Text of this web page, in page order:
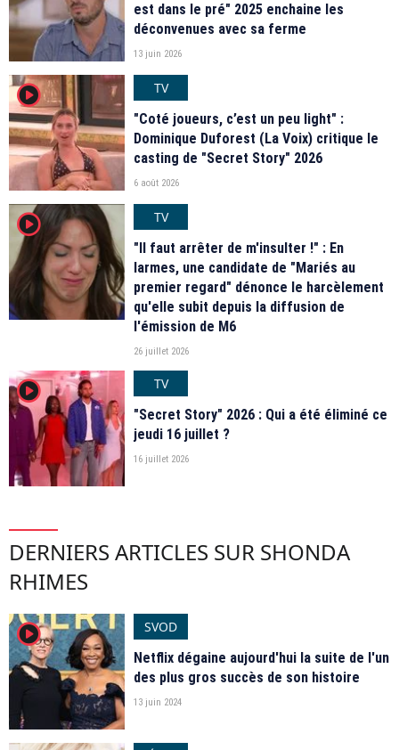
est dans le pré" 2025 enchaine les
déconvenues avec sa ferme
13 juin 2026
player2
TV
"Coté joueurs, c’est un peu light" :
Dominique Duforest (La Voix) critique le
casting de "Secret Story" 2026
6 août 2026
player2
TV
"Il faut arrêter de m'insulter !" : En
larmes, une candidate de "Mariés au
premier regard" dénonce le harcèlement
qu'elle subit depuis la diffusion de
l'émission de M6
26 juillet 2026
player2
TV
"Secret Story" 2026 : Qui a été éliminé ce
jeudi 16 juillet ?
16 juillet 2026
DERNIERS ARTICLES SUR SHONDA
RHIMES
player2
SVOD
Netflix dégaine aujourd'hui la suite de l'un
des plus gros succès de son histoire
13 juin 2024